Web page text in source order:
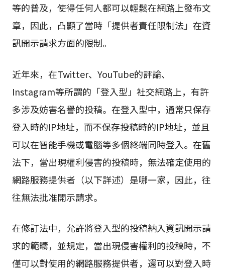
等的普及，使得任何人都可以輕鬆在網路上發布文
章，因此，凸顯了當時「提供者責任限制法」在資
訊開示請求方面的限制。
近年來，在Twitter、YouTube的評論、
Instagram等所謂的「登入型」社交網路上，有許
多涉及妨害名譽的投稿。在登入型中，通常只保存
登入時的IP地址，而不保存投稿時的IP地址，並且
可以在智能手機或電腦等多個終端同時登入。在舊
法下，當出現權利侵害的投稿時，無法確定使用的
網路服務提供者（以下詳述）是哪一家，因此，往
往無法批准開示請求。
在修訂法中，允許將登入型的投稿納入資訊開示請
求的範疇，並規定，當出現侵害權利的投稿時，不
僅可以對使用的網路服務提供者，還可以對登入時